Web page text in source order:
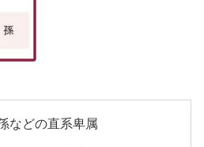
などの直系卑属